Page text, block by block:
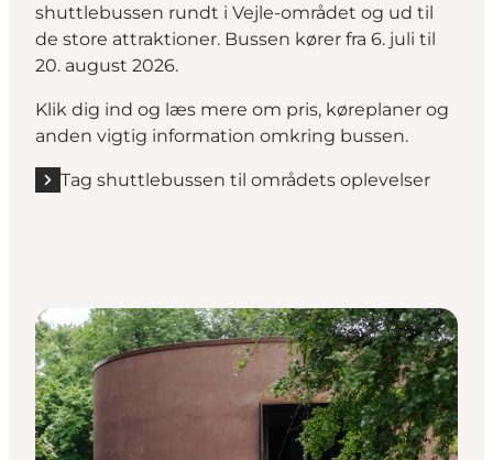
shuttlebussen rundt i Vejle-området og ud til
de store attraktioner. Bussen kører fra 6. juli til
20. august 2026.
Klik dig ind og læs mere om pris, køreplaner og
anden vigtig information omkring bussen.
Tag shuttlebussen til områdets oplevelser